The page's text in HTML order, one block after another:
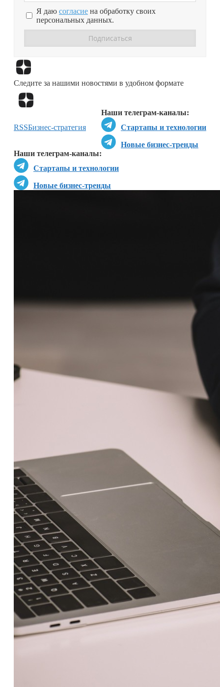
Я даю согласие на обработку своих
персональных данных.
Следите за нашими новостями в удобном формате
Наши телеграм-каналы:
Стартапы и технологии
Новые бизнес-тренды
Наши телеграм-каналы:
Стартапы и технологии
Новые бизнес-тренды
RSSБизнес-стратегия